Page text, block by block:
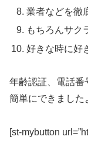
業者などを徹
もちろんサク
好きな時に好
年齢認証、電話番
簡単にできました
[st-mybutton